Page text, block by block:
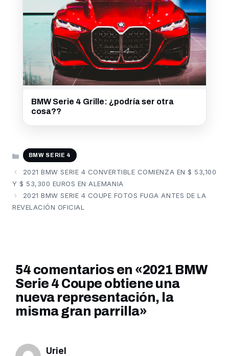
BMW Serie 4 Grille: ¿podría ser otra
cosa??
CATEGORÍAS
BMW SERIE 4
2021 BMW SERIE 4 CONVERTIBLE COMIENZA EN $ 53,100
Y $ 53,300 EUROS EN ALEMANIA
2021 BMW SERIE 4 COUPE FOTOS FUGA ANTES DE LA
REVELACIÓN OFICIAL
54 comentarios en «2021 BMW
Serie 4 Coupe obtiene una
nueva representación, la
misma gran parrilla»
Uriel